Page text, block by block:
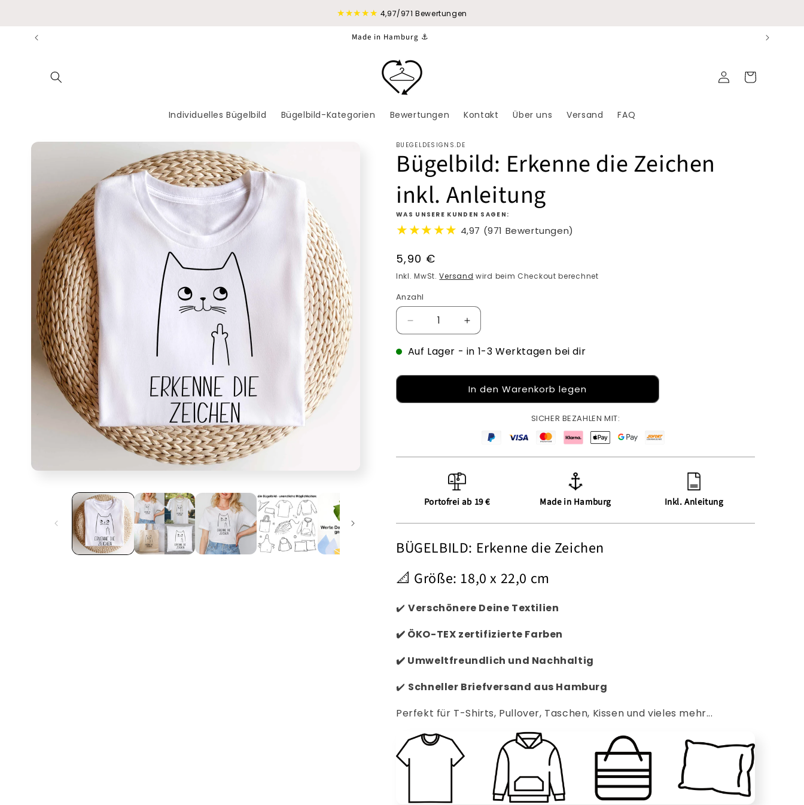
★★★★★ 4,97/971 Bewertungen
Made in Hamburg ⚓
Individuelles Bügelbild Bügelbild-Kategorien Bewertungen Kontakt Über uns Versand FAQ
EinloggenWarenkorb
Zu
BUEGELDESIGNS.DE
Bügelbild: Erkenne die Zeichen
inkl. Anleitung
WAS UNSERE KUNDEN SAGEN:
★★★★★ 4,97 (971 Bewertungen)
Normaler
Preis
5,90 €
Inkl. MwSt.Versand wird beim Checkout berechnet
Anzahl
Verringere
die
Menge
Bügelbild:
die
Erhöhe
die
Menge
Bügelbild:
Erkenne
die
Anleitung
Auf Lager - in 1-3 Werktagen bei dir
In den Warenkorb legen
SICHER BEZAHLEN MIT:
Portofrei ab 19 € Made in Hamburg Inkl. Anleitung
BÜGELBILD: Erkenne die Zeichen
📐 Größe: 18,0 x 22,0 cm
✔️ Verschönere Deine Textilien
✔️ ÖKO-TEX zertifizierte Farben
✔️ Umweltfreundlich und Nachhaltig
✔️ Schneller Briefversand aus Hamburg
Perfekt für T-Shirts, Pullover, Taschen, Kissen und vieles mehr...